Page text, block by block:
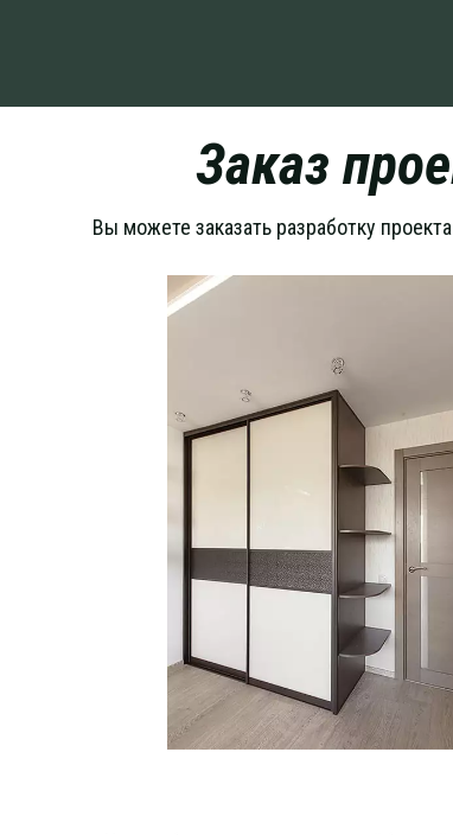
Заказ
Вы можете заказать разработку